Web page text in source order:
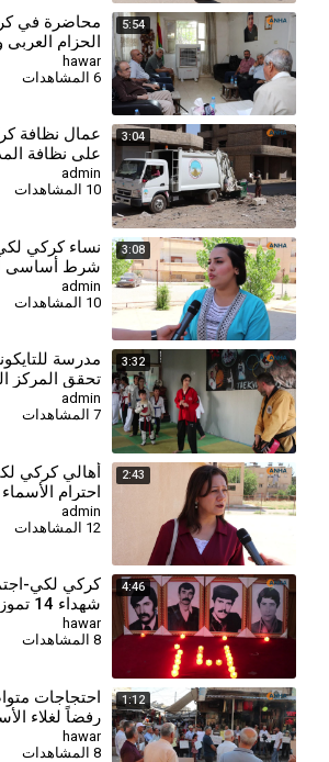
5:54
محاضرة في
الحزام العربي
والثقافية
hawar
6 المشاهدات
3:04
⁣عمال نظافة
على نظافة
المواطنين
admin
10 المشاهدات
3:08
⁣نساء كركي لكي:
شرط أساسي
وحل القضية
admin
10 المشاهدات
3:32
⁣مدرسة
تحقق المركز
سوريا
admin
7 المشاهدات
2:43
أهالي كركي
احترام الأسماء
والقرى الكردية
admin
4:46
كركي لكي-
شهداء 14 تموز-7-14
hawar
8 المشاهدات
1:12
احتجاجات
رفضاً لغلاء
hawar
8 المشاهدات